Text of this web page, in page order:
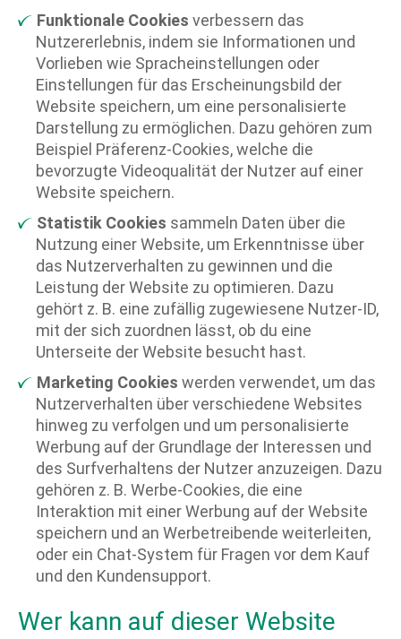
Funktionale Cookies verbessern das
Nutzererlebnis, indem sie Informationen und
Vorlieben wie Spracheinstellungen oder
Einstellungen für das Erscheinungsbild der
Website speichern, um eine personalisierte
Darstellung zu ermöglichen. Dazu gehören zum
Beispiel Präferenz-Cookies, welche die
bevorzugte Videoqualität der Nutzer auf einer
Website speichern.
Statistik Cookies sammeln Daten über die
Nutzung einer Website, um Erkenntnisse über
das Nutzerverhalten zu gewinnen und die
Leistung der Website zu optimieren. Dazu
gehört z. B. eine zufällig zugewiesene Nutzer-ID,
mit der sich zuordnen lässt, ob du eine
Unterseite der Website besucht hast.
Marketing Cookies werden verwendet, um das
Nutzerverhalten über verschiedene Websites
hinweg zu verfolgen und um personalisierte
Werbung auf der Grundlage der Interessen und
des Surfverhaltens der Nutzer anzuzeigen. Dazu
gehören z. B. Werbe-Cookies, die eine
Interaktion mit einer Werbung auf der Website
speichern und an Werbetreibende weiterleiten,
oder ein Chat-System für Fragen vor dem Kauf
und den Kundensupport.
Wer kann auf dieser Website